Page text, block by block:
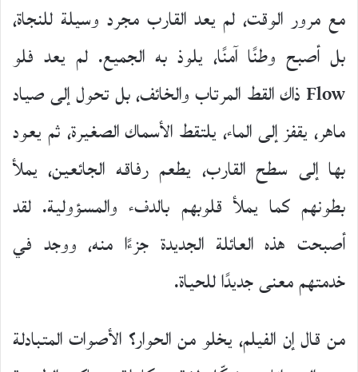
مع مرور الوقت، لم يعد القارب مجرد وسيلة للنجاة،
بل أصبح وطنًا آمنًا، يلوذ به الجميع. لم يعد فلو
Flow ذاك القط المرتاب والخائف، بل تحول إلى صياد
ماهر، يقفز إلى الماء، يلتقط الأسماك الصغيرة، ثم يعود
بها إلى سطح القارب، يطعم رفاقه الجائعين، يملأ
بطونهم كما يملأ قلوبهم بالدفء والمسؤولية. لقد
أصبحت هذه العائلة الجديدة جزءًا منه، ووجد في
خدمتهم معنى جديدًا للحياة.
من قال إن الفيلم، يخلو من الحوار؟ الأصوات المتبادلة